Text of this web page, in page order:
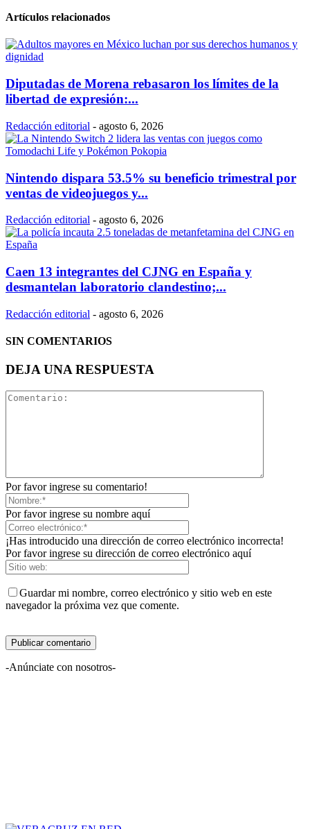
Artículos relacionados
Diputadas de Morena rebasaron los límites de la
libertad de expresión:...
Redacción editorial - agosto 6, 2026
Nintendo dispara 53.5% su beneficio trimestral por
ventas de videojuegos y...
Redacción editorial - agosto 6, 2026
Caen 13 integrantes del CJNG en España y
desmantelan laboratorio clandestino;...
Redacción editorial - agosto 6, 2026
SIN COMENTARIOS
DEJA UNA RESPUESTA
Por favor ingrese su comentario!
Por favor ingrese su nombre aquí
¡Has introducido una dirección de correo electrónico incorrecta!
Por favor ingrese su dirección de correo electrónico aquí
Guardar mi nombre, correo electrónico y sitio web en este
navegador la próxima vez que comente.
-Anúnciate con nosotros-